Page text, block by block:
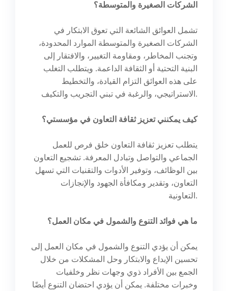
الشركات الصغيرة والمتوسطة؟
تشمل العوائق الشائعة التي تعوق الابتكار في
الشركات الصغيرة والمتوسطة الموارد المحدودة،
وتجنب المخاطر، ومقاومة التغيير، والافتقار إلى
البنية التحتية أو الثقافة الداعمة. ويتطلب التغلب
على هذه العوائق التزام القيادة، والتخطيط
الاستراتيجي، والرغبة في تبني التجريب والتكيف.
كيف يمكنني تعزيز ثقافة التعاون في مؤسستي؟
يتطلب تعزيز ثقافة التعاون خلق فرص للعمل
الجماعي والتواصل وتبادل المعرفة. تشجيع التعاون
بين الوظائف، وتوفير الأدوات والتقنيات التي تسهل
التعاون، وتقدير ومكافأة الجهود والإنجازات
التعاونية.
ما هي فوائد التنوع والشمول في مكان العمل؟
يمكن أن يؤدي التنوع والشمول في مكان العمل إلى
تحسين الإبداع والابتكار وحل المشكلات من خلال
الجمع بين الأفراد ذوي وجهات نظر وخلفيات
وخبرات مختلفة. يمكن أن يؤدي احتضان التنوع أيضًا